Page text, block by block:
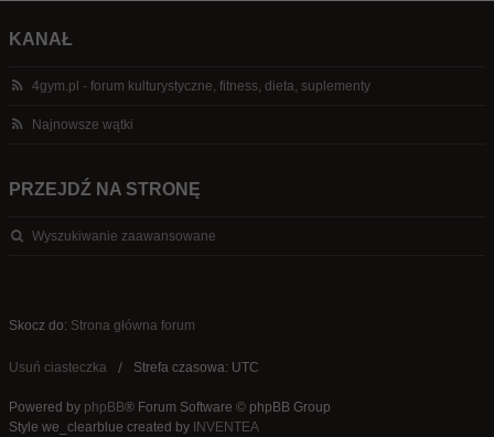
KANAŁ
4gym.pl - forum kulturystyczne, fitness, dieta, suplementy
Najnowsze wątki
PRZEJDŹ NA STRONĘ
Wyszukiwanie zaawansowane
Skocz do: Strona główna forum
Usuń ciasteczka Strefa czasowa: UTC
Powered by phpBB® Forum Software © phpBB Group
Style we_clearblue created by INVENTEA